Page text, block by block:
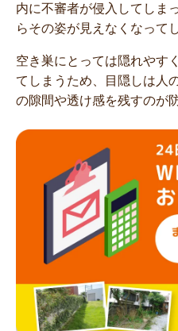
内に不審者が侵入してしま
らその姿が見えなくなって
空き巣にとっては隠れやす
てしまうため、目隠しは人
の隙間や透け感を残すのが